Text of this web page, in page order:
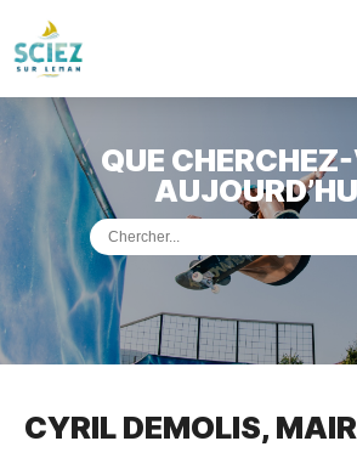
ACCUEIL
VOTREMAIRIE
VIEPRATIQUE
DÉMARCHES &
PORT DE PLAISANCE
QUE
CYRIL DEMOLIS,